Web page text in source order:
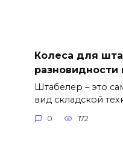
Колеса для
разновидности
Штабелер – это
вид складской
0 172